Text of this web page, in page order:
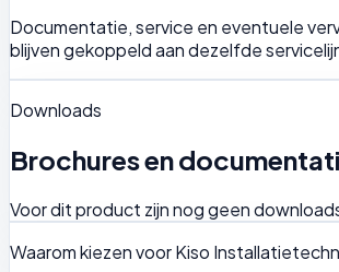
Documentatie, service en eventuele
blijven gekoppeld aan dezelfde
Downloads
Brochures en
Voor dit product zijn nog geen
Waarom kiezen voor Kiso